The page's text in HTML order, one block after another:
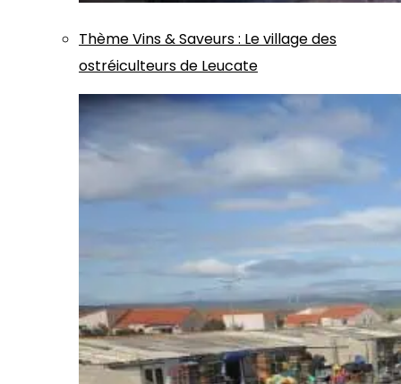
ThèmeVins & Saveurs: Le village des
ostréiculteurs de Leucate